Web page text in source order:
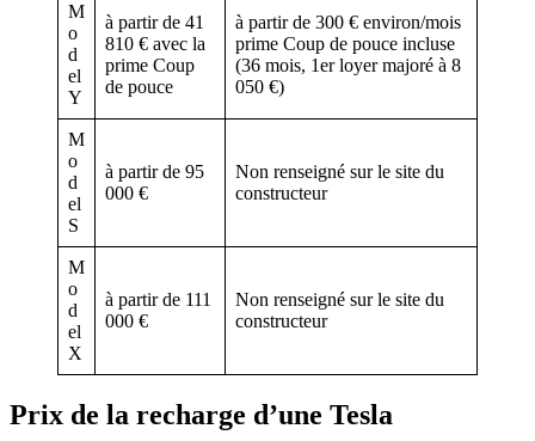
M
o
d
el
Y
à partir de 41
810 € avec la
prime Coup
de pouce
à partir de 300 € environ/mois
prime Coup de pouce incluse
(36 mois, 1er loyer majoré à 8
050 €)
M
o
d
el
S
à partir de 95
000 €
Non renseigné sur le site du
constructeur
M
o
d
el
X
à partir de 111
000 €
Non renseigné sur le site du
constructeur
Prix de la recharge d’une Tesla